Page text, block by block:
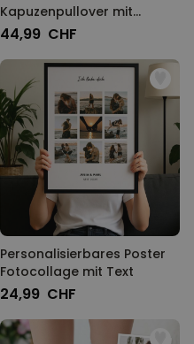
Kapuzenpullover mit
Schwarz Weiß Fotos und
44,99 CHF
Personalisierbares Poster
Fotocollage mit Text
24,99 CHF